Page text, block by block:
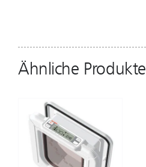
Ähnliche Produkte